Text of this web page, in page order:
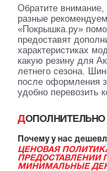
Обратите внимание,
разные
«Покрышка.ру»
предоставят
характеристиках
какую резину для
летнего сезона.
после оформления
удобно перевозить
ДОПОЛНИТЕЛЬНО
Почему у нас
ЦЕНОВАЯ
ПРЕДОСТАВЛЕНИИ
МИНИМАЛЬНЫЕ